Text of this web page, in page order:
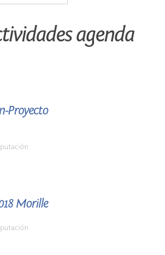
agenda
Proyecto
Morille